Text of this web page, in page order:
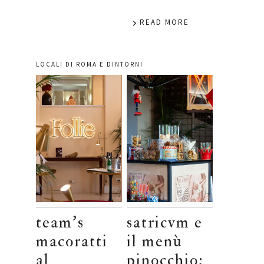
READ MORE
LOCALI DI ROMA E DINTORNI
team’s
macoratti
satricvm e
il menù